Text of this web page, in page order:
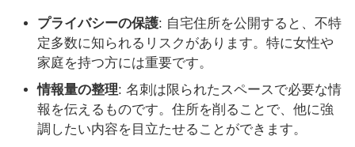
プライバシーの保護: 自宅住所を公開すると、不特
定多数に知られるリスクがあります。特に女性や
家庭を持つ方には重要です。
情報量の整理: 名刺は限られたスペースで必要な情
報を伝えるものです。住所を削ることで、他に強
調したい内容を目立たせることができます。